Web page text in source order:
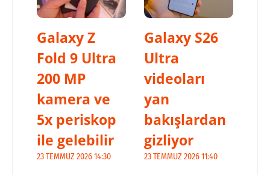
Galaxy Z
Fold 9 Ultra
200 MP
kamera ve
5x periskop
ile gelebilir
23 TEMMUZ 2026 14:30
Galaxy S26
Ultra
videoları
yan
bakışlardan
gizliyor
23 TEMMUZ 2026 11:40